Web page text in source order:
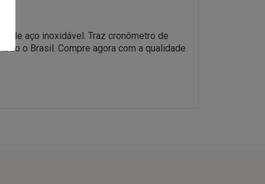
de aço inoxidável. Traz cronômetro de
o Brasil. Compre agora com a qualidade